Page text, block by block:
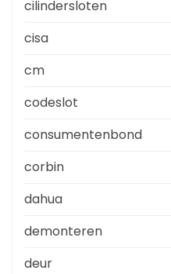
cilindersloten
cisa
cm
codeslot
consumentenbond
corbin
dahua
demonteren
deur